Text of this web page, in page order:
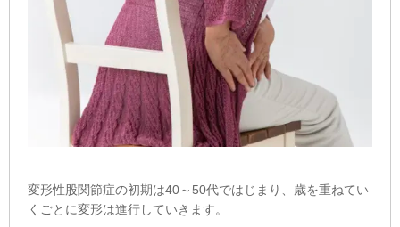
変形性股関節症の初期は40～50代ではじまり、歳を重ねてい
くごとに変形は進行していきます。